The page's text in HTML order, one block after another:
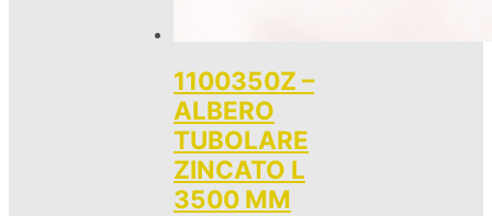
1100350Z –
ALBERO
TUBOLARE
ZINCATO L
3500 MM